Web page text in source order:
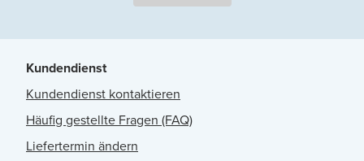
Kundendienst
Kundendienst kontaktieren
Häufig gestellte Fragen (FAQ)
Liefertermin ändern